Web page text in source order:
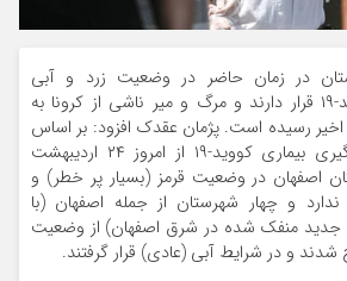
در زمان حاضر در وضعیت زرد و آبی
همه‌گیری بیماری کووید-۱۹ قرار دارند و مرگ و میر ناشی از کرونا به
رسیده است. پژمان عقدک افزود: بر اساس
آخرین رنگ‌بندی همه‌گیری بیماری کووید-۱۹ از امروز ۲۴ اردیبهشت
اصفهان در وضعیت قرمز (بسیار پر خطر) و
و چهار شهرستان از جمله اصفهان (با
جدید منفک شده در شرق اصفهان) از وضعیت
و در شرایط آبی (عادی) قرار گرفتند.